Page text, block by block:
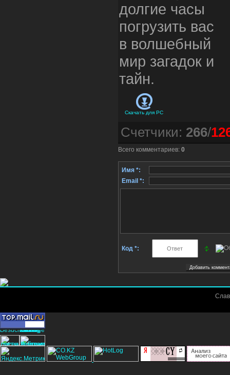
долгие часы
погрузить вас
в волшебный
мир загадок и
тайн.
Скачать для PC
Счетчики: 266/
Всего комментариев: 0
Имя *:
Email *:
Код *: